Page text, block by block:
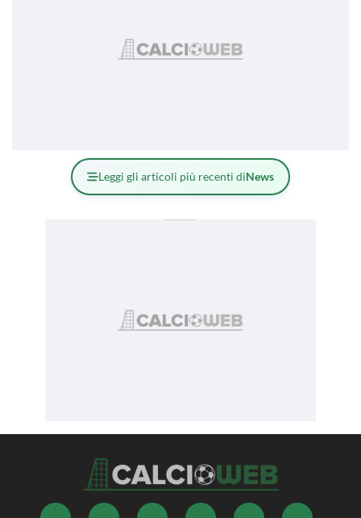
Leggi gli articoli più recenti diNews